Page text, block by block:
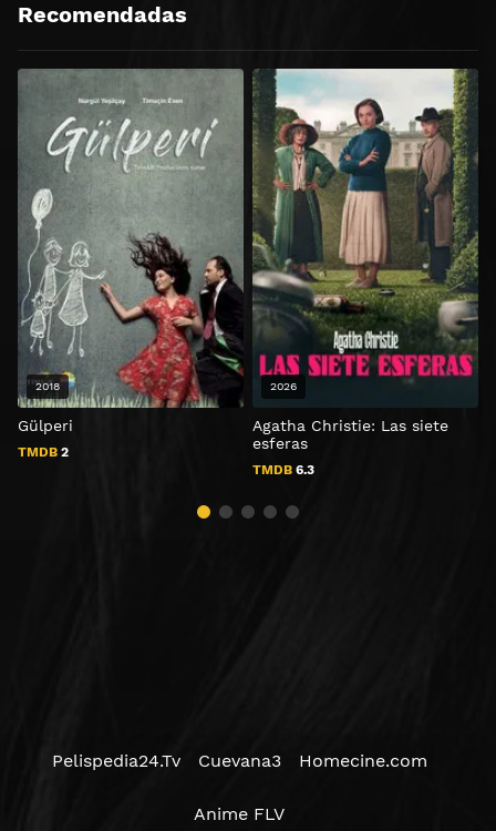
Recomendadas
Gülperi
TMDB 2
2018
Agatha Christie: Las siete
esferas
TMDB 6.3
2026
Pelispedia24.Tv Cuevana3 Homecine.com
Anime FLV